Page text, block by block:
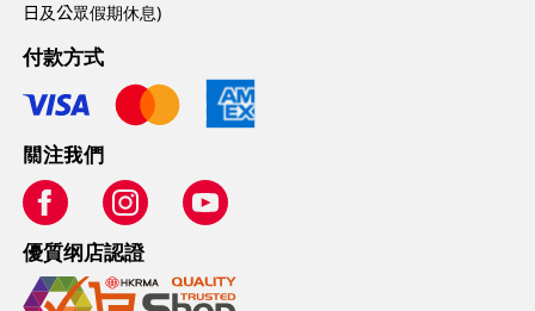
日及公眾假期休息)
付款方式
關注我們
優質纲店認證